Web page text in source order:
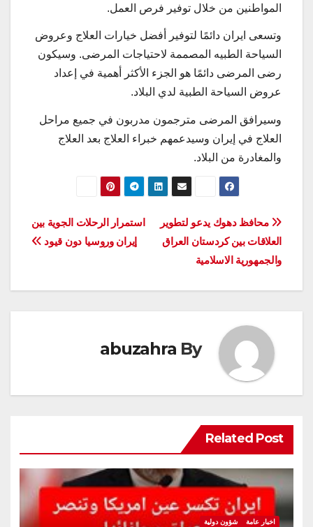
المواطنين من خلال توفير فرص العمل.
وتسعی ایران دائمًا لتوفير أفضل خيارات العلاج وعروض
السياحة الطبیه المصممة لاحتياجات المرضى. وسيكون
رضی المرضی دائمًا هو الجزء الأكثر أهمية في إعداد
عروض السياحة الطبیة لدي البلاد.
وسيرافق المرضی مترجمون مدربون في جميع مراحل
العلاج في إيران وسيدعمهم خبراء العلاج بعد العلاج
والمغادرة من البلاد.
تصفّح
المقالات
استمرار الرحلات الجوية بين
إيران وروسيا دون قيود
محافظ دهوك يدعو لتطوير
العلاقات بين كردستان العراق
والجمهورية الاسلامية
By
abuzahra
Related Post
اخبار عامة شؤون دولية